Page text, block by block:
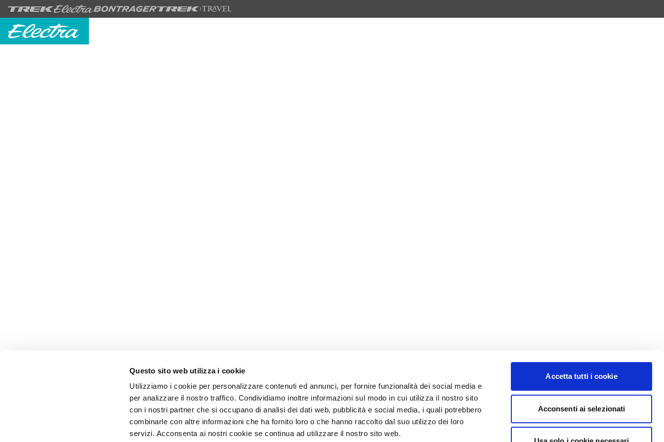
Questo sito web utilizza i cookie
Utilizziamo i cookie per personalizzare contenuti ed annunci, per fornire funzionalità dei social media e
per analizzare il nostro traffico. Condividiamo inoltre informazioni sul modo in cui utilizza il nostro sito
con i nostri partner che si occupano di analisi dei dati web, pubblicità e social media, i quali potrebbero
combinarle con altre informazioni che ha fornito loro o che hanno raccolto dal suo utilizzo dei loro
servizi. Acconsenta ai nostri cookie se continua ad utilizzare il nostro sito web.
Accetta tutti i cookie
Acconsenti ai selezionati